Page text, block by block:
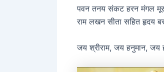
पवन तनय संकट हरन मंगल
राम लखन सीता सहित हृदय
जय श्रीराम, जय हनुमान, जय